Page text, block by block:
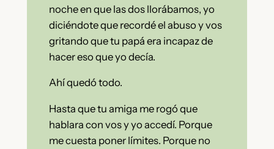
noche en que las dos llorábamos, yo
diciéndote que recordé el abuso y vos
gritando que tu papá era incapaz de
hacer eso que yo decía.
Ahí quedó todo.
Hasta que tu amiga me rogó que
hablara con vos y yo accedí. Porque
me cuesta poner límites. Porque no